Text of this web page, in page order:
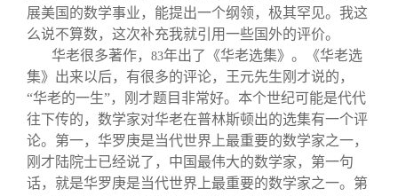
展美国的数学事业，能提出一个纲领，极其罕见。我这
么说不算数，这次补充我就引用一些国外的评价。
华老很多著作， 83年出了《华老选集》。《华老选
集》出来以后，有很多的评论，王元先生刚才说的，
“华老的一生”，刚才题目非常好。本个世纪可能是代代
往下传的，数学家对华老在普林斯顿出的选集有一个评
论。第一，华罗庚是当代世界上最重要的数学家之一，
刚才陆院士已经说了，中国最伟大的数学家，第一句
话，就是华罗庚是当代世界上最重要的数学家之一。第